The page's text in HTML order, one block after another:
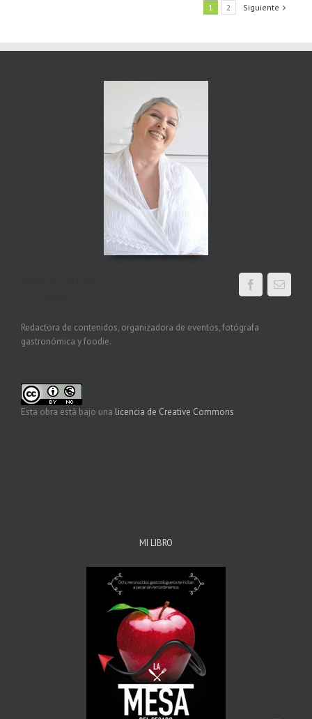
1 2 Siguiente
Redactora de contenidos, organizadora de eventos, fotógrafa
gastronómica y foodie.
Esta obra está bajo una licencia de Creative Commons
MI LIBRO